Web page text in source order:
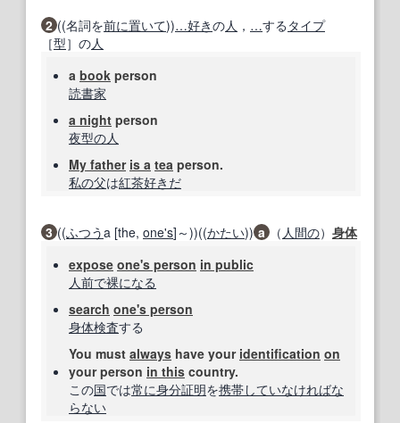
2 ((名詞を前に置いて))…好きの人 ， …する タイプ
［型］の人
a book person
読書家
a night person
夜型の人
My father is a tea person.
私の父は紅茶好きだ
3 ((ふつうa [the, one's]～))((かたい)) a （ 人間の） 身体
expose one's person in public
人前で裸になる
search one's person
身体検査する
You must always have your identification on
your person in this country.
この国では常に身分証明を携帯していなければな
らない